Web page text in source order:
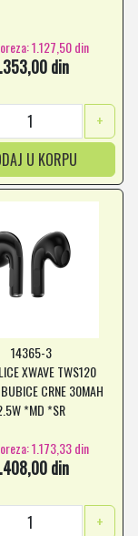
1.127,50 din
din
+
U KORPU
14365-3
XWAVE TWS120
CRNE 30MAH
*MD *SR
1.173,33 din
din
+